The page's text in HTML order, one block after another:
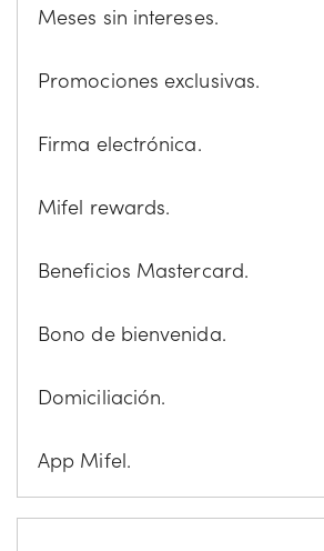
Meses sin intereses.
Promociones exclusivas.
Firma electrónica.
Mifel rewards.
Beneficios Mastercard.
Bono de bienvenida.
Domiciliación.
App Mifel.